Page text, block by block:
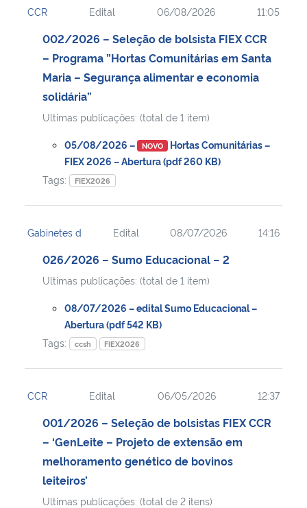
Ministério da Cidadania
Ministério de Minas e Energia
Ministério da Ciência, Tecnologia, Inovações e Comunicações
Ministério do Meio Ambiente
Ministério do Desenvolvimento Regional
Controladoria-Geral da União
Ministério da Mulher, da Família e dos Direitos Humanos
Secretaria-Geral
Advocacia-Geral da União
Banco Central do Brasil
CCR Edital 06/08/2026 11:05
002/2026 – Seleção de bolsista FIEX CCR
– Programa ”Hortas Comunitárias em Santa
Maria – Segurança alimentar e economia
solidária”
Ultimas publicações: (total de 1 item)
05/08/2026 – NOVO Hortas Comunitárias –
FIEX 2026 – Abertura (pdf 260 KB)
Tags:
FIEX2026
Gabinetes d Edital 08/07/2026 14:16
026/2026 – Sumo Educacional – 2
Ultimas publicações: (total de 1 item)
08/07/2026 – edital Sumo Educacional –
Abertura (pdf 542 KB)
Tags:
ccsh FIEX2026
CCR Edital 06/05/2026 12:37
001/2026 – Seleção de bolsistas FIEX CCR
– ‘GenLeite – Projeto de extensão em
melhoramento genético de bovinos
leiteiros’
Ultimas publicações: (total de 2 itens)